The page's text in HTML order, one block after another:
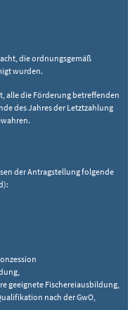
die ordnungsgemäß
wurden.
alle die Förderung betreffenden
des Jahres der Letztzahlung
der Antragstellung folgende
geeignete Fischereiausbildung,
nach der GwO,